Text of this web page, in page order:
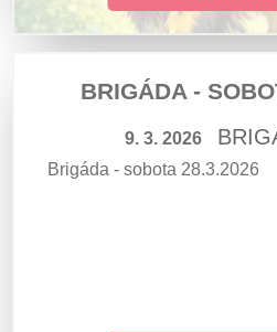
BRIGÁDA -
9. 3. 2026
Brigáda - sobota 28.3.2026